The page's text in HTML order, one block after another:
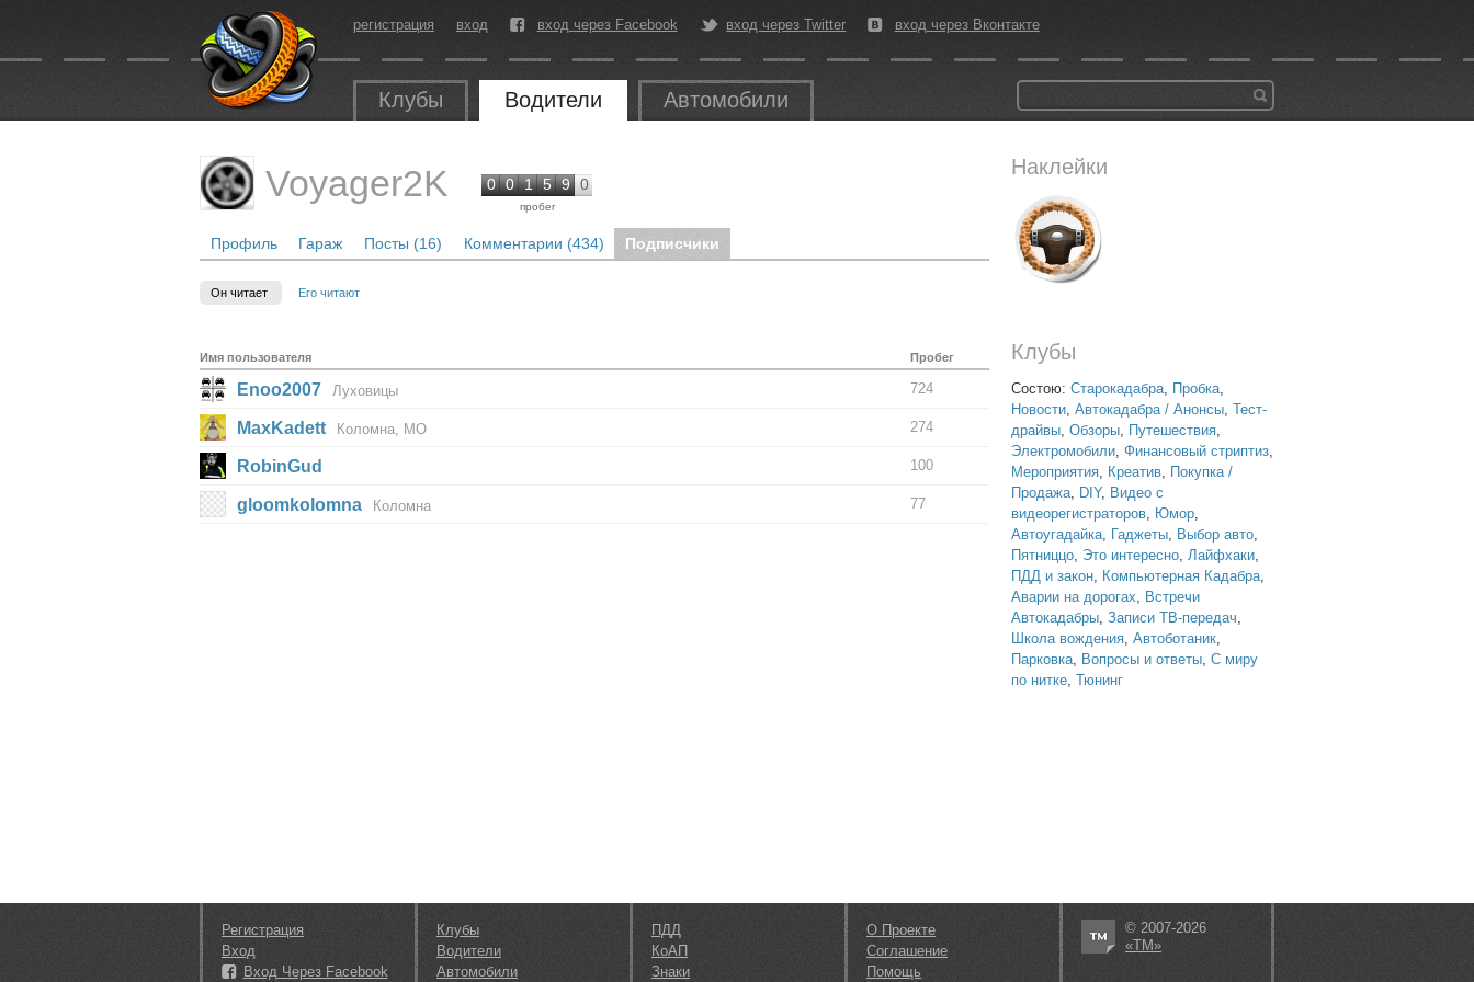
регистрация вход вход через Facebook вход через Twitter вход через Вконтакте
Клубы Водители Автомобили
Наклейки
Клубы
Состою: Старокадабра, Пробка,
Новости, Автокадабра / Анонсы, Тест-
драйвы, Обзоры, Путешествия,
Электромобили, Финансовый стриптиз,
Мероприятия, Креатив, Покупка /
Продажа, DIY, Видео с
видеорегистраторов, Юмор,
Автоугадайка, Гаджеты, Выбор авто,
Пятниццо, Это интересно, Лайфхаки,
ПДД и закон, Компьютерная Кадабра,
Аварии на дорогах, Встречи
Автокадабры, Записи ТВ-передач,
Школа вождения, Автоботаник,
Парковка, Вопросы и ответы, С миру
по нитке, Тюнинг
Voyager2K 0 0 1 5 9 0
пробег
Профиль Гараж Посты (16) Комментарии (434) Подписчики
Он читает Его читают
Имя пользователя Пробег
Enoo2007 Луховицы 724
MaxKadett Коломна, МО 274
RobinGud 100
gloomkolomna Коломна 77
Регистрация
Вход
Вход Через Facebook
Клубы
Водители
Автомобили
ПДД
КоАП
Знаки
О Проекте
Соглашение
Помощь
© 2007-2026
«ТМ»